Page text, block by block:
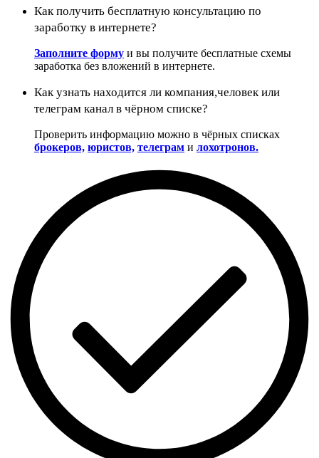
Как получить бесплатную консультацию по
заработку в интернете?
Заполните форму и вы получите бесплатные схемы
заработка без вложений в интернете.
Как узнать находится ли компания,человек или
телеграм канал в чёрном списке?
Проверить информацию можно в чёрных списках
брокеров, юристов, телеграм и лохотронов.